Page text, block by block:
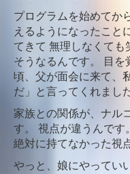
プログラムを始めてか
えるようになったこと
てきて 無理しなくても
そうなるんです。 目
頃、父が面会に来て、
だ」と言ってくれまし
家族との関係が、ナル
す。 視点が違うんです
絶対に持てなかった視
やっと、娘にやってい